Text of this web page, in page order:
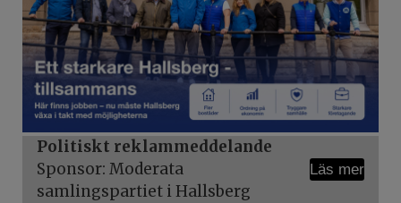
Politiskt reklammeddelande
Sponsor: Moderata
samlingspartiet i Hallsberg
Läs mer